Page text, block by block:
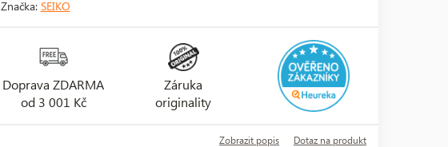
Značka: SEIKO
Doprava ZDARMA
od 3 001 Kč
Záruka
originality
Zobrazit popis Dotaz na produkt